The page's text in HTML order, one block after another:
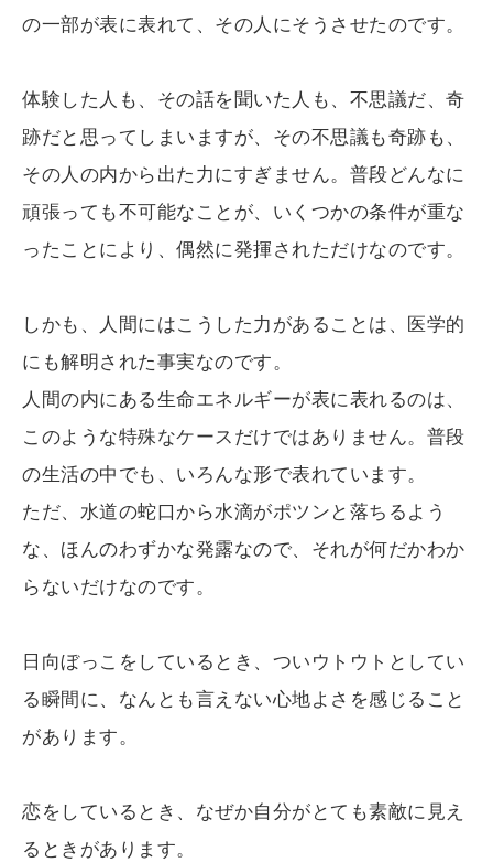
の一部が表に表れて、その人にそうさせたのです。
体験した人も、その話を聞いた人も、不思議だ、奇
跡だと思ってしまいますが、その不思議も奇跡も、
その人の内から出た力にすぎません。普段どんなに
頑張っても不可能なことが、いくつかの条件が重な
ったことにより、偶然に発揮されただけなのです。
しかも、人間にはこうした力があることは、医学的
にも解明された事実なのです。
人間の内にある生命エネルギーが表に表れるのは、
このような特殊なケースだけではありません。普段
の生活の中でも、いろんな形で表れています。
ただ、水道の蛇口から水滴がポツンと落ちるよう
な、ほんのわずかな発露なので、それが何だかわか
らないだけなのです。
日向ぼっこをしているとき、ついウトウトとしてい
る瞬間に、なんとも言えない心地よさを感じること
があります。
恋をしているとき、なぜか自分がとても素敵に見え
るときがあります。